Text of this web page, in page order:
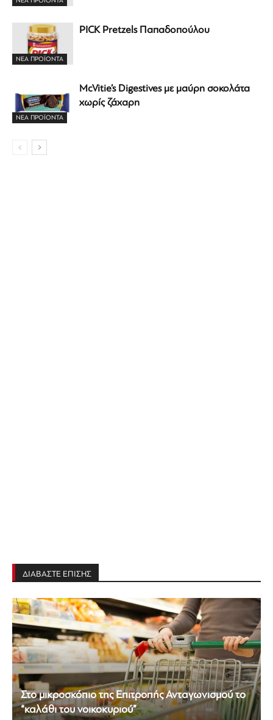
ΝΕΑ ΠΡΟΪΟΝΤΑ
PICK Pretzels Παπαδοπούλου
ΝΕΑ ΠΡΟΪΟΝΤΑ
McVitie’s Digestives με μαύρη σοκολάτα
χωρίς ζάχαρη
ΔΙΑΒΑΣΤΕ ΕΠΙΣΗΣ
Στο μικροσκόπιο της Επιτροπής Ανταγωνισμού το
“καλάθι του νοικοκυριού”